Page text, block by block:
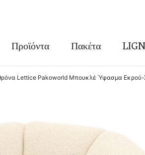
Προϊόντα Πακέτα
Lettice Pakoworld Μπουκλέ Ύφασμα